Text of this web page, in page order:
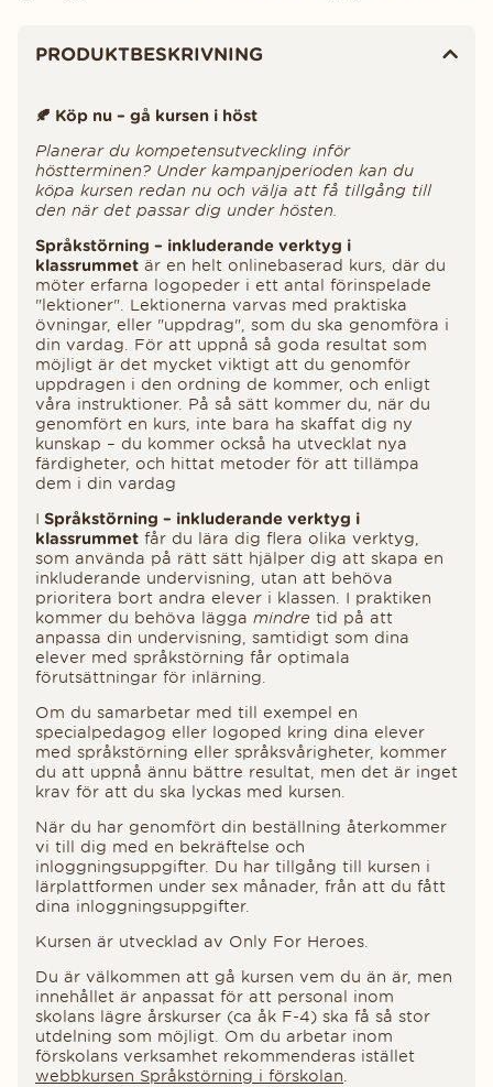
PRODUKTBESKRIVNING
🍂 Köp nu – gå kursen i höst
Planerar du kompetensutveckling inför
höstterminen? Under kampanjperioden kan du
köpa kursen redan nu och välja att få tillgång till
den när det passar dig under hösten.
Språkstörning – inkluderande verktyg i
klassrummet är en helt onlinebaserad kurs, där du
möter erfarna logopeder i ett antal förinspelade
"lektioner". Lektionerna varvas med praktiska
övningar, eller "uppdrag", som du ska genomföra i
din vardag. För att uppnå så goda resultat som
möjligt är det mycket viktigt att du genomför
uppdragen i den ordning de kommer, och enligt
våra instruktioner. På så sätt kommer du, när du
genomfört en kurs, inte bara ha skaffat dig ny
kunskap – du kommer också ha utvecklat nya
färdigheter, och hittat metoder för att tillämpa
dem i din vardag
I Språkstörning – inkluderande verktyg i
klassrummet får du lära dig flera olika verktyg,
som använda på rätt sätt hjälper dig att skapa en
inkluderande undervisning, utan att behöva
prioritera bort andra elever i klassen. I praktiken
kommer du behöva lägga mindre tid på att
anpassa din undervisning, samtidigt som dina
elever med språkstörning får optimala
förutsättningar för inlärning.
Om du samarbetar med till exempel en
specialpedagog eller logoped kring dina elever
med språkstörning eller språksvårigheter, kommer
du att uppnå ännu bättre resultat, men det är inget
krav för att du ska lyckas med kursen.
När du har genomfört din beställning återkommer
vi till dig med en bekräftelse och
inloggningsuppgifter. Du har tillgång till kursen i
lärplattformen under sex månader, från att du fått
dina inloggningsuppgifter.
Kursen är utvecklad av Only For Heroes.
Du är välkommen att gå kursen vem du än är, men
innehållet är anpassat för att personal inom
skolans lägre årskurser (ca åk F-4) ska få så stor
utdelning som möjligt. Om du arbetar inom
förskolans verksamhet rekommenderas istället
webbkursen Språkstörning i förskolan.